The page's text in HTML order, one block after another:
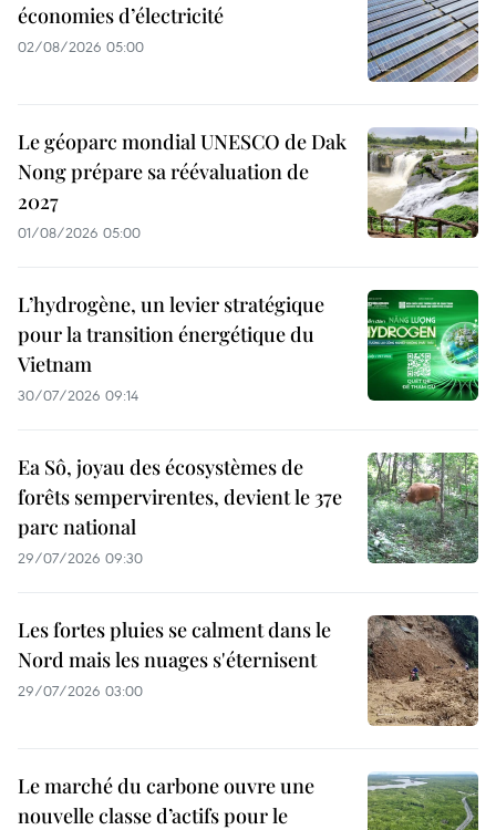
économies d’électricité
02/08/2026 05:00
Le géoparc mondial UNESCO de Dak
Nong prépare sa réévaluation de
2027
01/08/2026 05:00
L’hydrogène, un levier stratégique
pour la transition énergétique du
Vietnam
30/07/2026 09:14
Ea Sô, joyau des écosystèmes de
forêts sempervirentes, devient le 37e
parc national
29/07/2026 09:30
Les fortes pluies se calment dans le
Nord mais les nuages s'éternisent
29/07/2026 03:00
Le marché du carbone ouvre une
nouvelle classe d’actifs pour le